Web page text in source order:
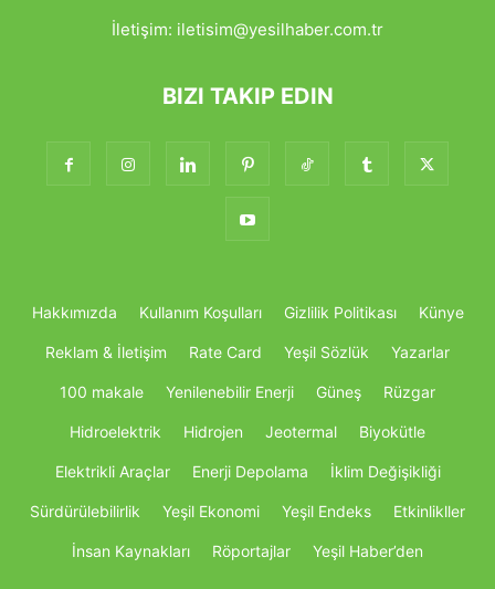
İletişim: iletisim@yesilhaber.com.tr
BIZI TAKIP EDIN
Hakkımızda Kullanım Koşulları Gizlilik Politikası Künye
Reklam & İletişim Rate Card Yeşil Sözlük Yazarlar
100 makale Yenilenebilir Enerji Güneş Rüzgar
Hidroelektrik Hidrojen Jeotermal Biyokütle
Elektrikli Araçlar Enerji Depolama İklim Değişikliği
Sürdürülebilirlik Yeşil Ekonomi Yeşil Endeks Etkinlikller
İnsan Kaynakları Röportajlar Yeşil Haber’den